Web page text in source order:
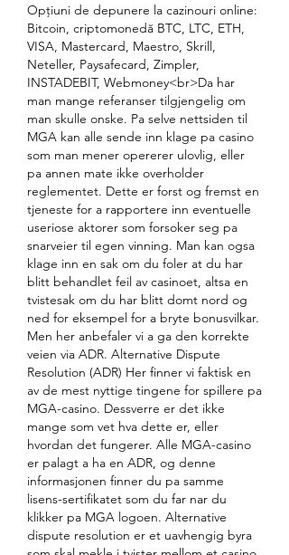
Opțiuni de depunere la cazinouri online:
Bitcoin, criptomonedă BTC, LTC, ETH,
VISA, Mastercard, Maestro, Skrill,
Neteller, Paysafecard, Zimpler,
INSTADEBIT, Webmoney<br>Da har
man mange referanser tilgjengelig om
man skulle onske. Pa selve nettsiden til
MGA kan alle sende inn klage pa casino
som man mener opererer ulovlig, eller
pa annen mate ikke overholder
reglementet. Dette er forst og fremst en
tjeneste for a rapportere inn eventuelle
useriose aktorer som forsoker seg pa
snarveier til egen vinning. Man kan ogsa
klage inn en sak om du foler at du har
blitt behandlet feil av casinoet, altsa en
tvistesak om du har blitt domt nord og
ned for eksempel for a bryte bonusvilkar.
Men her anbefaler vi a ga den korrekte
veien via ADR. Alternative Dispute
Resolution (ADR) Her finner vi faktisk en
av de mest nyttige tingene for spillere pa
MGA-casino. Dessverre er det ikke
mange som vet hva dette er, eller
hvordan det fungerer. Alle MGA-casino
er palagt a ha en ADR, og denne
informasjonen finner du pa samme
lisens-sertifikatet som du far nar du
klikker pa MGA logoen. Alternative
dispute resolution er et uavhengig byra